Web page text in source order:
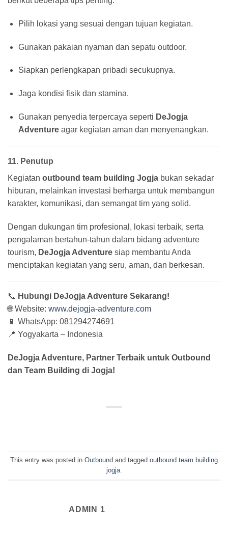
Pilih lokasi yang sesuai dengan tujuan kegiatan.
Gunakan pakaian nyaman dan sepatu outdoor.
Siapkan perlengkapan pribadi secukupnya.
Jaga kondisi fisik dan stamina.
Gunakan penyedia terpercaya seperti DeJogja
Adventureagar kegiatan aman dan menyenangkan.
11. Penutup
Kegiatan outbound team building Jogja bukan sekadar
hiburan, melainkan investasi berharga untuk membangun
karakter, komunikasi, dan semangat tim yang solid.
Dengan dukungan tim profesional, lokasi terbaik, serta
pengalaman bertahun-tahun dalam bidang adventure
tourism, DeJogja Adventure siap membantu Anda
menciptakan kegiatan yang seru, aman, dan berkesan.
📞 Hubungi DeJogja Adventure Sekarang!
🌐 Website: www.dejogja-adventure.com
📱 WhatsApp: 081294274691
📍 Yogyakarta – Indonesia
DeJogja Adventure, Partner Terbaik untuk Outbound
dan Team Building di Jogja!
This entry was posted in Outbound and tagged outbound team building
jogja.
ADMIN 1